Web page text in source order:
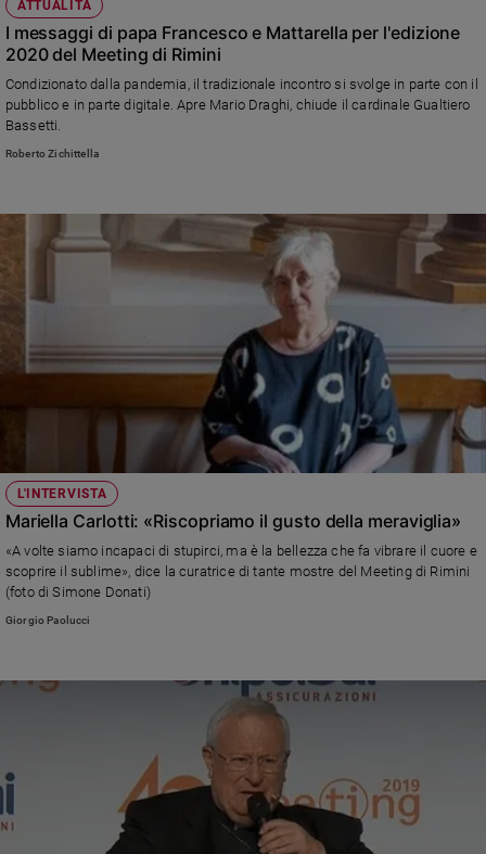
ATTUALITÀ
I messaggi di papa Francesco e Mattarella per l'edizione
2020 del Meeting di Rimini
Condizionato dalla pandemia, il tradizionale incontro si svolge in parte con il
pubblico e in parte digitale. Apre Mario Draghi, chiude il cardinale Gualtiero
Bassetti.
Roberto Zichittella
L'INTERVISTA
Mariella Carlotti: «Riscopriamo il gusto della meraviglia»
«A volte siamo incapaci di stupirci, ma è la bellezza che fa vibrare il cuore e
scoprire il sublime», dice la curatrice di tante mostre del Meeting di Rimini
(foto di Simone Donati)
Giorgio Paolucci